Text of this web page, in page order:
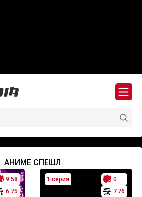
АНИМЕ СПЕШЛ
9.58
6.75
1 серия
0
7.76